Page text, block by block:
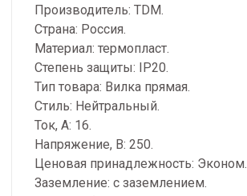
Производитель: TDM.
Страна: Россия.
Материал: термопласт.
Степень защиты: IP20.
Тип товара: Вилка прямая.
Стиль: Нейтральный.
Ток, А: 16.
Напряжение, В: 250.
Ценовая принадлежность: Эконом.
Заземление: с заземлением.